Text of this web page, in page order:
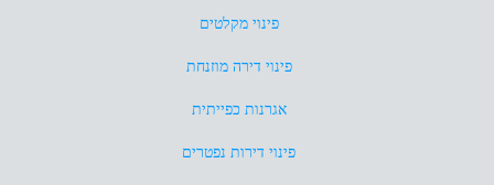
פינוי מקלטים
פינוי דירה מוזנחת
אגרנות כפייתית
פינוי דירות נפטרים